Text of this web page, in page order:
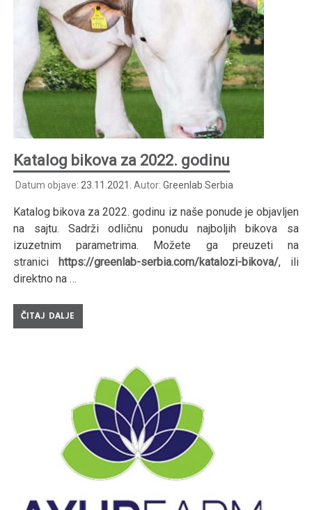
Katalog bikova za 2022. godinu
Datum objave: 23.11.2021. Autor: Greenlab Serbia
Katalog bikova za 2022. godinu iz naše ponude je objavljen
na sajtu. Sadrži odličnu ponudu najboljih bikova sa
izuzetnim parametrima. Možete ga preuzeti na
stranici
https://greenlab-serbia.com/katalozi-bikova/, ili
direktno na …
ČITAJ DALJE